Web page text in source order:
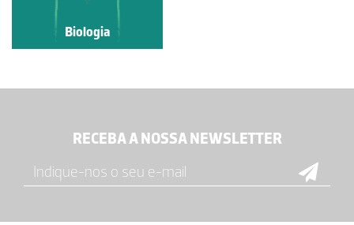
Biologia
RECEBA A NOSSA NEWSLETTER